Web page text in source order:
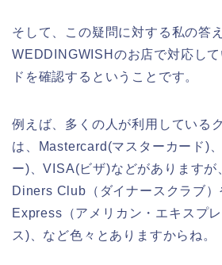
そして、この疑問に対する私の答え
WEDDINGWISHのお店で対応し
ドを確認するということです。
例えば、多くの人が利用している
は、Mastercard(マスターカード)
ー)、VISA(ビザ)などがありますが
Diners Club（ダイナースクラブ
Express（アメリカン・エキスプ
ス)、など色々とありますからね。